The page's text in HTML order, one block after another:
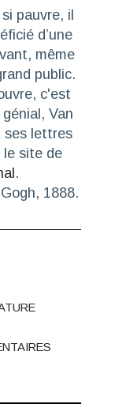
pauvre, il
d’une
même
public.
c'est
Van
ses lettres
le site de
.
1888.